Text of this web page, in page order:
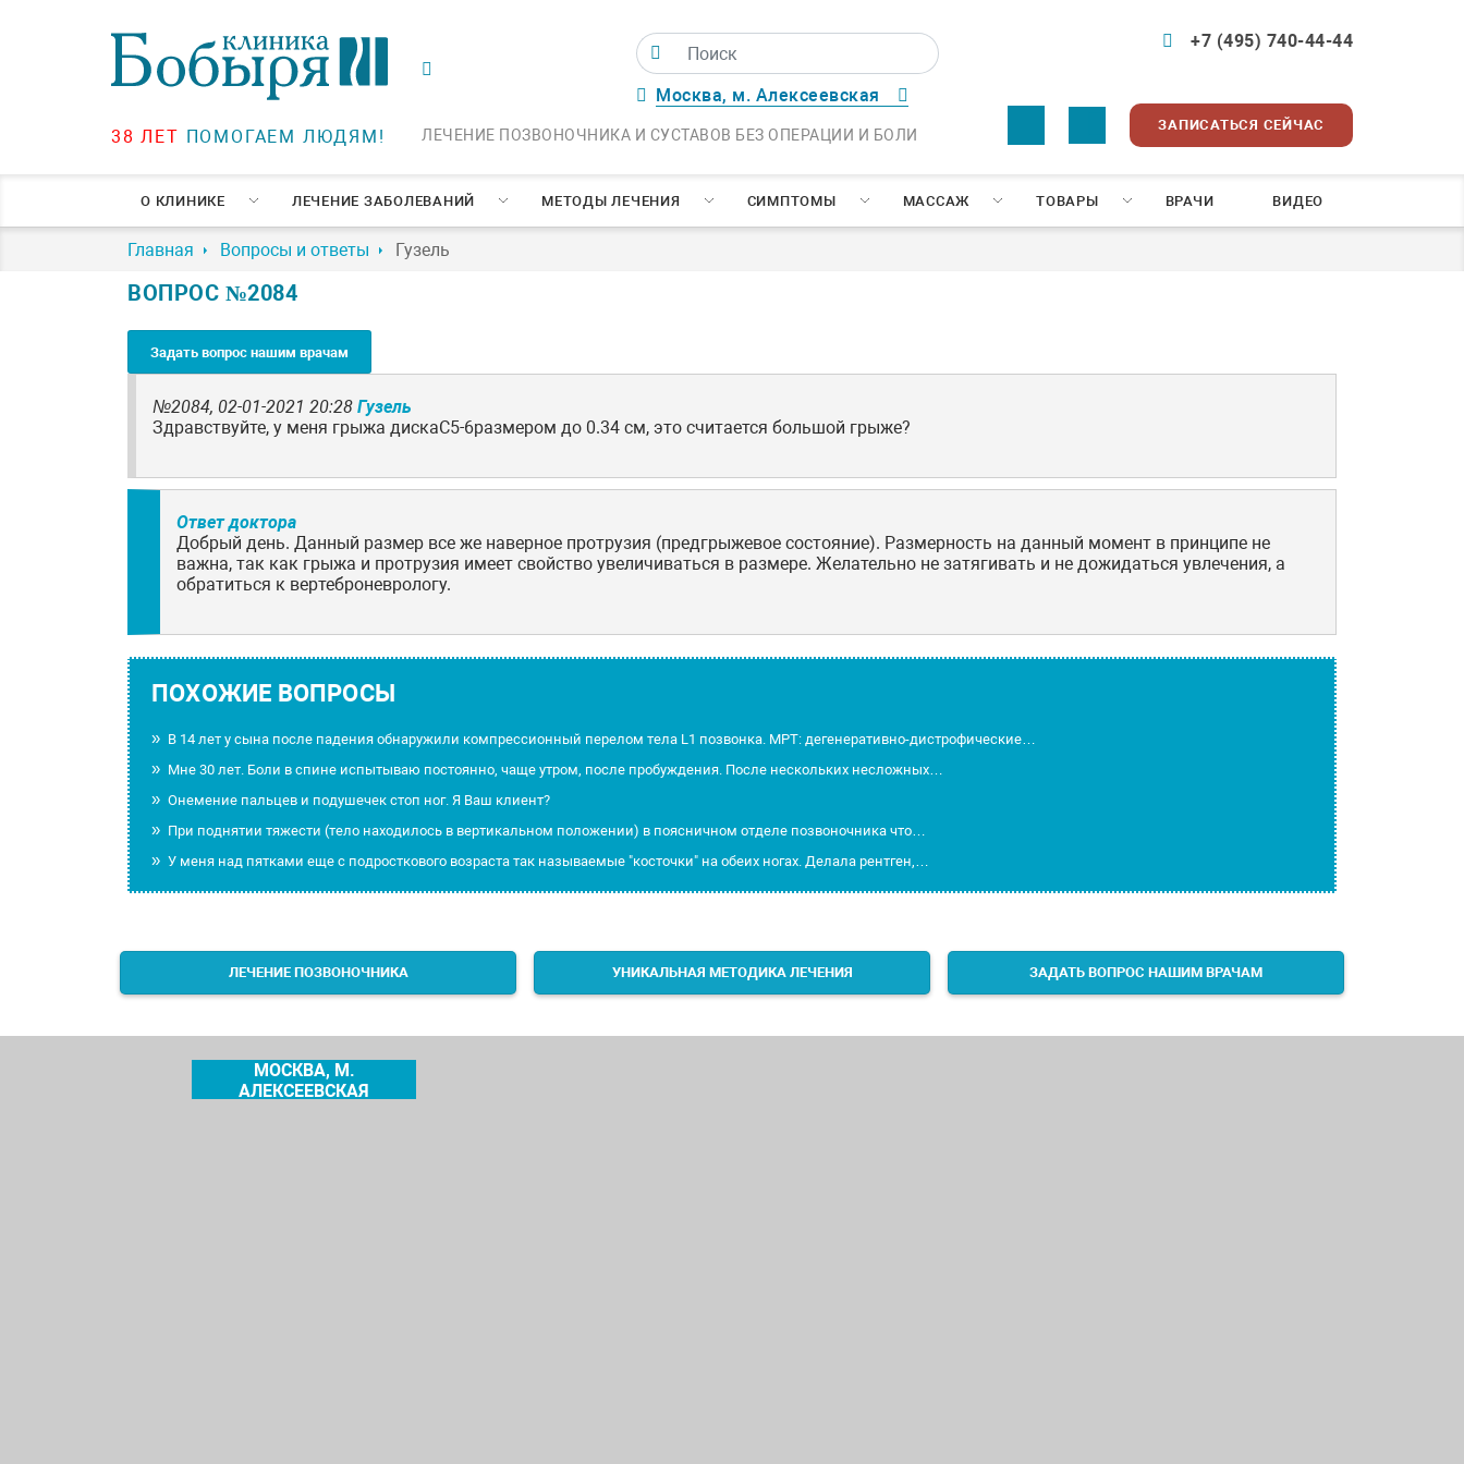
38 ЛЕТ ПОМОГАЕМ ЛЮДЯМ!
Москва, м. Алексеевская
ЛЕЧЕНИЕ ПОЗВОНОЧНИКА И СУСТАВОВ БЕЗ ОПЕРАЦИИ И БОЛИ
+7 (495) 740-44-44
ЗАПИСАТЬСЯ СЕЙЧАС
О КЛИНИКЕ ЛЕЧЕНИЕ ЗАБОЛЕВАНИЙ МЕТОДЫ ЛЕЧЕНИЯ СИМПТОМЫ МАССАЖ ТОВАРЫ ВРАЧИ ВИДЕО
Главная Вопросы и ответы Гузель
ВОПРОС №2084
Задать вопрос нашим врачам
№2084, 02-01-2021 20:28 Гузель
Здравствуйте, у меня грыжа дискаС5-6размером до 0.34 см, это считается большой грыже?
Ответ доктора
Добрый день. Данный размер все же наверное протрузия (предгрыжевое состояние). Размерность на данный момент в принципе не
важна, так как грыжа и протрузия имеет свойство увеличиваться в размере. Желательно не затягивать и не дожидаться увлечения, а
обратиться к вертеброневрологу.
ПОХОЖИЕ ВОПРОСЫ
В 14 лет у сына после падения обнаружили компрессионный перелом тела L1 позвонка. МРТ: дегенеративно-дистрофические…
Мне 30 лет. Боли в спине испытываю постоянно, чаще утром, после пробуждения. После нескольких несложных…
Онемение пальцев и подушечек стоп ног. Я Ваш клиент?
При поднятии тяжести (тело находилось в вертикальном положении) в поясничном отделе позвоночника что…
У меня над пятками еще с подросткового возраста так называемые "косточки" на обеих ногах. Делала рентген,…
ЛЕЧЕНИЕ ПОЗВОНОЧНИКА УНИКАЛЬНАЯ МЕТОДИКА ЛЕЧЕНИЯ ЗАДАТЬ ВОПРОС НАШИМ ВРАЧАМ
МОСКВА, М.
АЛЕКСЕЕВСКАЯ